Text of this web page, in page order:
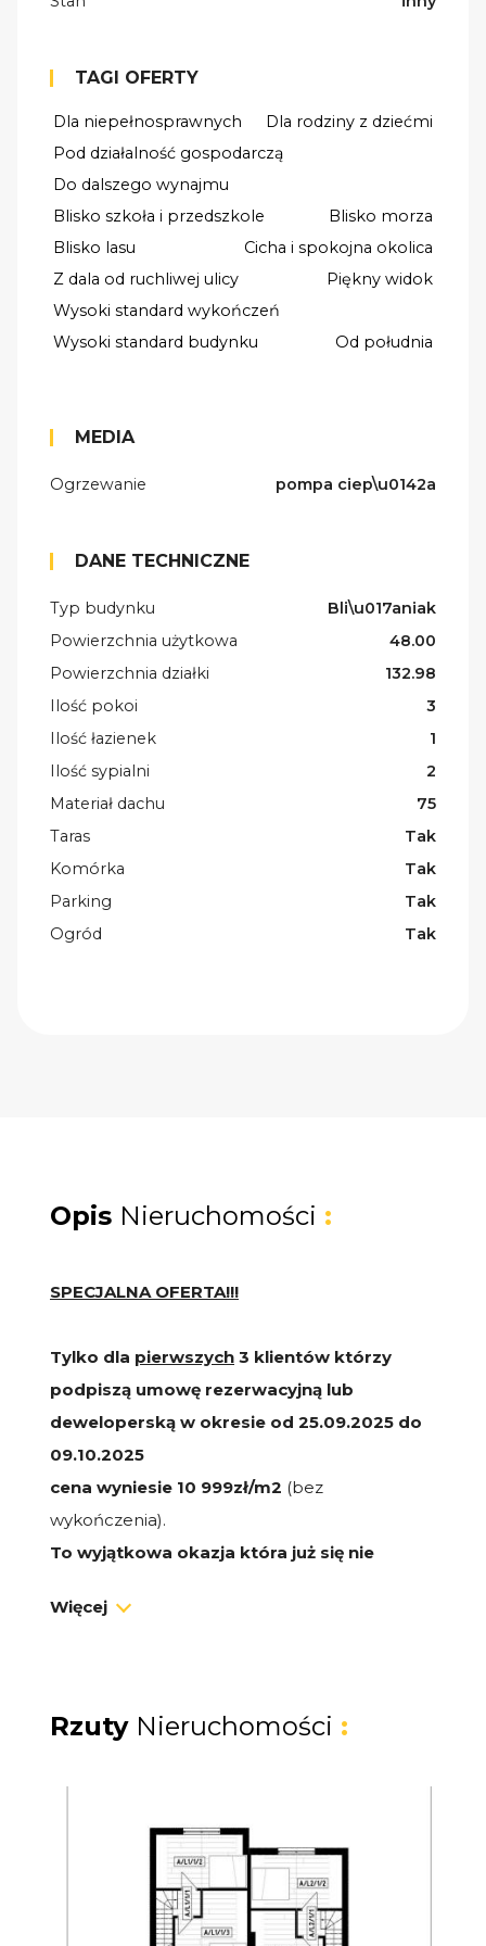
TAGI OFERTY
Dla niepełnosprawnych
Dla rodziny z dziećmi
Pod działalność gospodarczą
Do dalszego wynajmu
Blisko szkoła i przedszkole
Blisko morza
Blisko lasu
Cicha i spokojna okolica
Z dala od ruchliwej ulicy
Piękny widok
Wysoki standard wykończeń
Wysoki standard budynku
Od południa
MEDIA
Ogrzewanie pompa ciep\u0142a
DANE TECHNICZNE
Typ budynku
Bli\u017aniak
Powierzchnia użytkowa
48.00
Powierzchnia działki
132.98
Ilość pokoi
3
Ilość łazienek
1
Ilość sypialni
2
Materiał dachu
75
Taras
Tak
Komórka
Tak
Parking
Tak
Ogród
Tak
Opis Nieruchomości :
SPECJALNA OFERTA!!!
Tylko dla pierwszych 3 klientów którzy
podpiszą umowę rezerwacyjną lub
deweloperską w okresie od 25.09.2025 do
09.10.2025
cena wyniesie 10 999zł/m2 (bez
wykończenia).
To wyjątkowa okazja która już się nie
Skorzystają tylko najszybsi. Nie przegap tej
osiedle inspirowane skandynawskim
designem, położone w malowniczym Jantarze
- zaledwie 1500 metrów od plaży i około 35
Więcej
Rzuty Nieruchomości :